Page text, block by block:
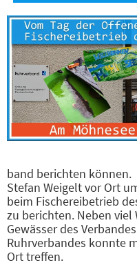
band berichten können.
Stefan Weigelt vor Ort
beim Fischereibetrieb
zu berichten. Neben
Gewässer des
Ruhrverbandes konnte
Ort treffen.